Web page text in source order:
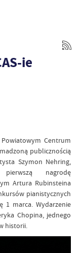
ie
Centrum
publicznością
Szymon Nehring,
nagrodę
Artura Rubinsteina
pianistycznych
1 marca. Wydarzenie
Chopina, jednego
historii.